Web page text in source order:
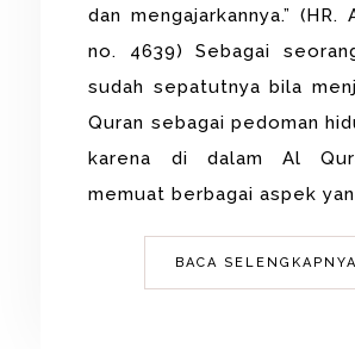
dan mengajarkannya.” (HR.
no. 4639) Sebagai
sudah sepatutnya bila
Quran sebagai pedoman
karena di dalam Al
memuat berbagai aspek
BACA SELENGKAPNYA